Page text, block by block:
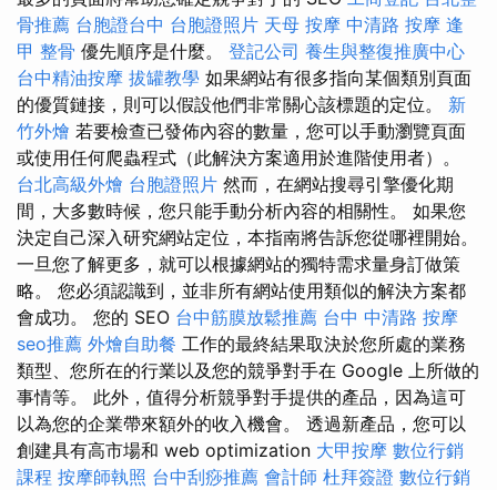
骨推薦 台胞證台中 台胞證照片 天母 按摩 中清路 按摩 逢
甲 整骨 優先順序是什麼。 登記公司 養生與整復推廣中心
台中精油按摩 拔罐教學 如果網站有很多指向某個類別頁面
的優質鏈接，則可以假設他們非常關心該標題的定位。 新
竹外燴 若要檢查已發佈內容的數量，您可以手動瀏覽頁面
或使用任何爬蟲程式（此解決方案適用於進階使用者）。
台北高級外燴 台胞證照片 然而，在網站搜尋引擎優化期
間，大多數時候，您只能手動分析內容的相關性。 如果您
決定自己深入研究網站定位，本指南將告訴您從哪裡開始。
一旦您了解更多，就可以根據網站的獨特需求量身訂做策
略。 您必須認識到，並非所有網站使用類似的解決方案都
會成功。 您的 SEO 台中筋膜放鬆推薦 台中 中清路 按摩
seo推薦 外燴自助餐 工作的最終結果取決於您所處的業務
類型、您所在的行業以及您的競爭對手在 Google 上所做的
事情等。 此外，值得分析競爭對手提供的產品，因為這可
以為您的企業帶來額外的收入機會。 透過新產品，您可以
創建具有高市場和 web optimization 大甲按摩 數位行銷
課程 按摩師執照 台中刮痧推薦 會計師 杜拜簽證 數位行銷